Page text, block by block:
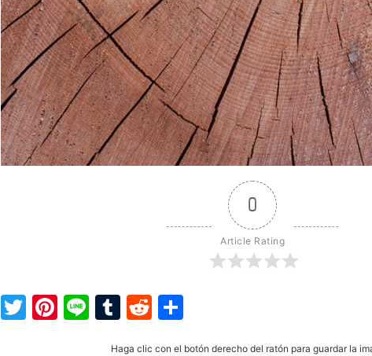
0
Article Rating
Facebook
Twitter
Pinterest
LineTumblr
Reddit
Haga clic con el botón derecho del ratón para guardar la